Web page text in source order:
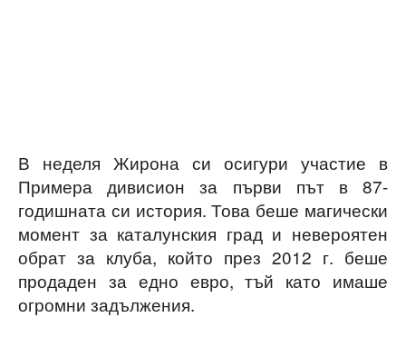
В неделя Жирона си осигури участие в
Примера дивисион за първи път в 87-
годишната си история. Това беше магически
момент за каталунския град и невероятен
обрат за клуба, който през 2012 г. беше
продаден за едно евро, тъй като имаше
огромни задължения.